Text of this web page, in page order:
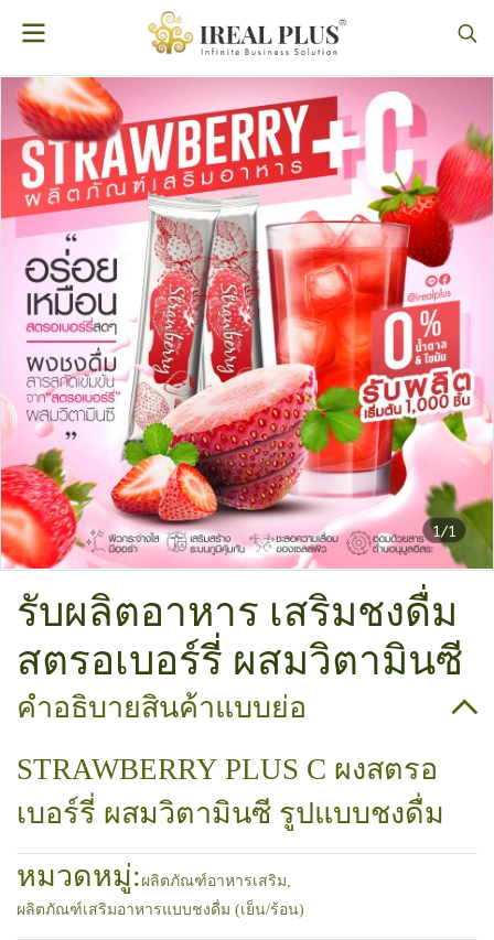
1/1
รับผลิตอาหาร เสริมชงดื่ม
สตรอเบอร์รี่ ผสมวิตามินซี
คำอธิบายสินค้าแบบย่อ
STRAWBERRY PLUS C ผงสตรอ
เบอร์รี่ ผสมวิตามินซี รูปแบบชงดื่ม
หมวดหมู่: ผลิตภัณฑ์อาหารเสริม,
ผลิตภัณฑ์เสริมอาหารแบบชงดื่ม (เย็น/ร้อน)